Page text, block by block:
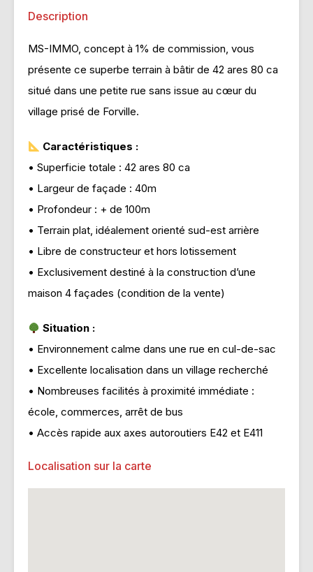
Description
MS-IMMO, concept à 1% de commission, vous
présente ce superbe terrain à bâtir de 42 ares 80 ca
situé dans une petite rue sans issue au cœur du
village prisé de Forville.
Caractéristiques :
• Superficie totale : 42 ares 80 ca
• Largeur de façade : 40m
• Profondeur : + de 100m
• Terrain plat, idéalement orienté sud-est arrière
• Libre de constructeur et hors lotissement
• Exclusivement destiné à la construction d’une
maison 4 façades (condition de la vente)
Situation :
• Environnement calme dans une rue en cul-de-sac
• Excellente localisation dans un village recherché
• Nombreuses facilités à proximité immédiate :
école, commerces, arrêt de bus
• Accès rapide aux axes autoroutiers E42 et E411
Localisation sur la carte